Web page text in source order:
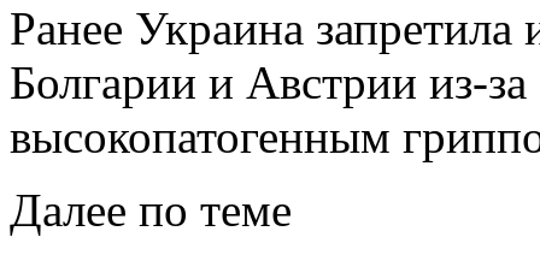
Ранее Украина
Болгарии и Австрии из-за
высокопатогенным
Далее по теме